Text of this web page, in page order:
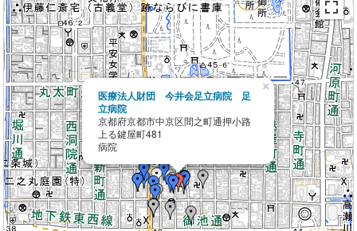
医療法人財団 今井会足立病院 足
立病院
京都府京都市中京区間之町通押小路
上る鍵屋町481
病院
×